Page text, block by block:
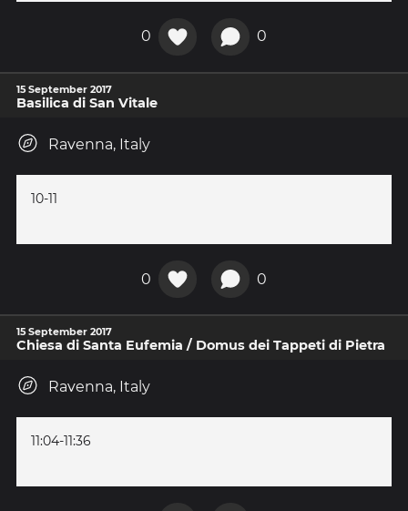
0 0
15 September 2017
Basilica di San Vitale
Ravenna, Italy
10-11
0 0
15 September 2017
Chiesa di Santa Eufemia / Domus dei Tappeti di Pietra
Ravenna, Italy
11:04-11:36